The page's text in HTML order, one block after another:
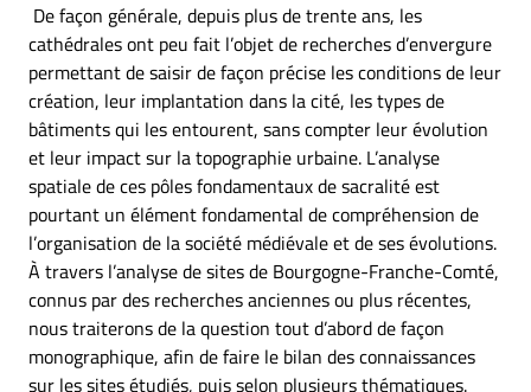
De façon générale, depuis plus de trente ans, les
cathédrales ont peu fait l’objet de recherches d’envergure
permettant de saisir de façon précise les conditions de leur
création, leur implantation dans la cité, les types de
bâtiments qui les entourent, sans compter leur évolution
et leur impact sur la topographie urbaine. L’analyse
spatiale de ces pôles fondamentaux de sacralité est
pourtant un élément fondamental de compréhension de
l’organisation de la société médiévale et de ses évolutions.
À travers l’analyse de sites de Bourgogne-Franche-Comté,
connus par des recherches anciennes ou plus récentes,
nous traiterons de la question tout d’abord de façon
monographique, afin de faire le bilan des connaissances
sur les sites étudiés, puis selon plusieurs thématiques.